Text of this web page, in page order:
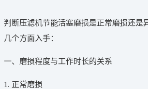
判断压滤机节能活塞磨损是正常磨损还是
几个方面入手：
一、磨损程度与工作时长的关系
1. 正常磨损